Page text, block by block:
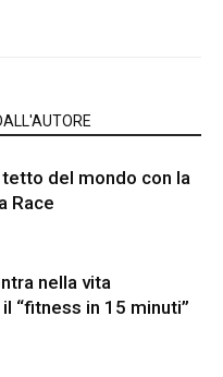
tetto del mondo con la
Race
nella vita
“fitness in 15 minuti”